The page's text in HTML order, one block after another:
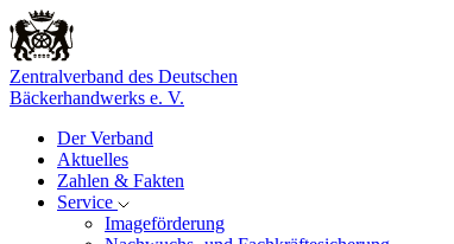
Zentralverband des Deutschen
Bäckerhandwerks e. V.
Der Verband
Aktuelles
Zahlen & Fakten
Service
Imageförderung